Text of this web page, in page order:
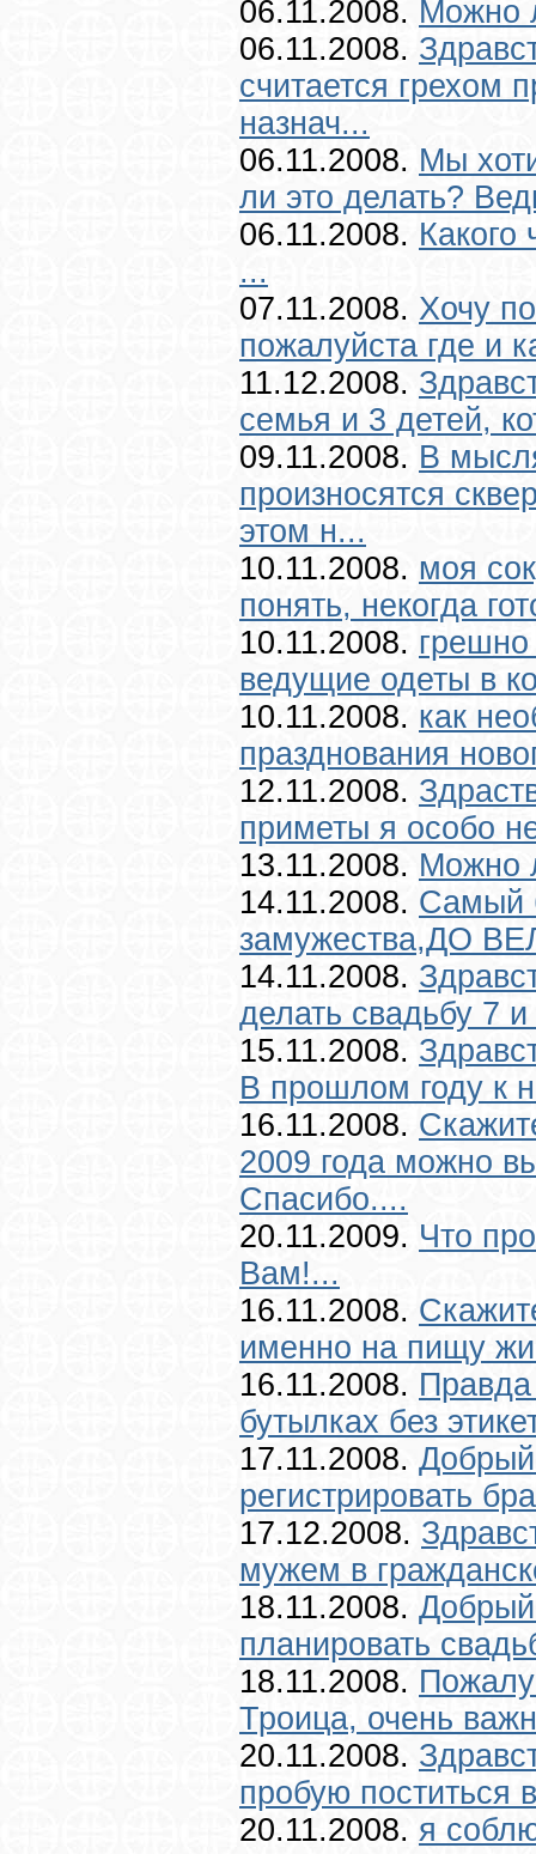
06.11.2008. Можно
06.11.2008.
считается грехом
назнач...
06.11.2008. Мы
ли это делать?
06.11.2008. Какого
...
07.11.2008. Хочу
пожалуйста где и
11.12.2008.
семья и 3 детей,
09.11.2008. В
произносятся
этом н...
10.11.2008. моя
понять, некогда
10.11.2008. грешно
ведущие одеты в
10.11.2008. как
празднования
12.11.2008.
приметы я особо
13.11.2008. Можно
14.11.2008. Самый
замужества,ДО
14.11.2008.
делать свадьбу 7
15.11.2008.
В прошлом году к
16.11.2008.
2009 года можно
Спасибо....
20.11.2009. Что
Вам!...
16.11.2008.
именно на пищу
16.11.2008.
бутылках без
17.11.2008.
регистрировать
17.12.2008.
мужем в
18.11.2008.
планировать
18.11.2008.
Троица, очень
20.11.2008.
пробую поститься
20.11.2008. я